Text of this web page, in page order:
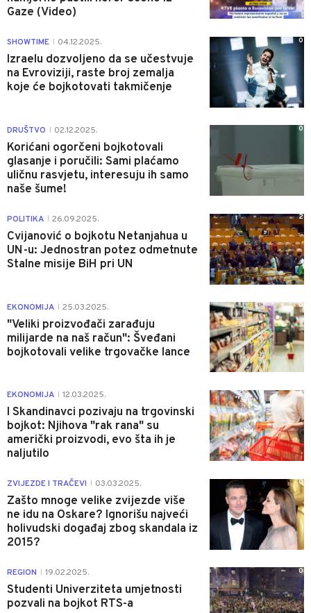
Gaze (Video)
SHOWTIME 04.12.2025.
Izraelu dozvoljeno da se učestvuje
na Evroviziji, raste broj zemalja
koje će bojkotovati takmičenje
0
DRUŠTVO 02.12.2025.
Korićani ogorčeni bojkotovali
glasanje i poručili: Sami plaćamo
uličnu rasvjetu, interesuju ih samo
naše šume!
0
POLITIKA 26.09.2025.
Cvijanović o bojkotu Netanjahua u
UN-u: Jednostran potez odmetnute
Stalne misije BiH pri UN
2
EKONOMIJA 25.03.2025.
"Veliki proizvođači zarađuju
milijarde na naš račun": Šveđani
bojkotovali velike trgovačke lance
0
EKONOMIJA 12.03.2025.
I Skandinavci pozivaju na trgovinski
bojkot: Njihova "rak rana" su
američki proizvodi, evo šta ih je
naljutilo
1
ZVIJEZDE I TRAČEVI 03.03.2025.
Zašto mnoge velike zvijezde više
ne idu na Oskare? Ignorišu najveći
holivudski događaj zbog skandala iz
2015?
0
REGION 19.02.2025.
Studenti Univerziteta umjetnosti
pozvali na bojkot RTS-a
0